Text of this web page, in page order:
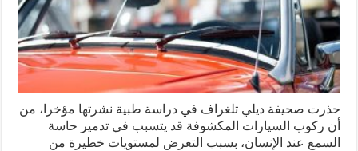
حذرت صحيفة ديلي تلغراف في دراسة طبية نشرتها مؤخرا، من
أن ركوب السيارات المكشوفة قد يتسبب في تدمير حاسة
السمع عند الإنسان، بسبب التعرض لمستويات خطيرة من